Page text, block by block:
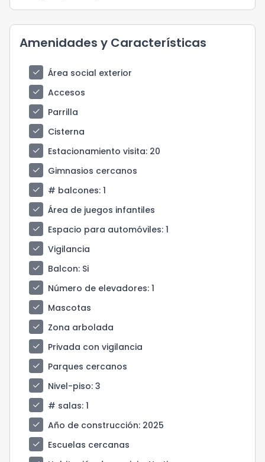
Amenidades y Características
check
Área social exterior
check
Accesos
check
Parrilla
check
Cisterna
check
Estacionamiento visita: 20
check
Gimnasios cercanos
check
# balcones: 1
check
Área de juegos infantiles
check
Espacio para automóviles: 1
check
Vigilancia
check
Balcon: Si
check
Número de elevadores: 1
check
Mascotas
check
Zona arbolada
check
Privada con vigilancia
check
Parques cercanos
check
Nivel-piso: 3
check
# salas: 1
check
Año de construcción: 2025
check
Escuelas cercanas